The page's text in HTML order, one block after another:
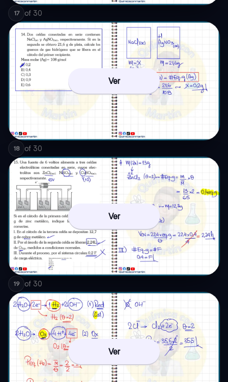
17 of 30
Ver
18 of 30
Ver
19 of 30
Ver